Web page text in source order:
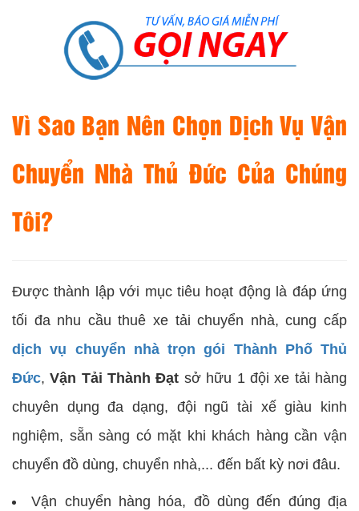
Vì Sao Bạn Nên Chọn Dịch Vụ Vận
Chuyển Nhà Thủ Đức Của Chúng
Tôi?
Được thành lập với mục tiêu hoạt động là đáp ứng
tối đa nhu cầu thuê xe tải chuyển nhà, cung cấp
dịch vụ chuyển nhà trọn gói Thành Phố Thủ
Đức,Vận Tải Thành Đạt sở hữu 1 đội xe tải hàng
chuyên dụng đa dạng, đội ngũ tài xế giàu kinh
nghiệm, sẵn sàng có mặt khi khách hàng cần vận
chuyển đồ dùng, chuyển nhà,... đến bất kỳ nơi đâu.
Vận chuyển hàng hóa, đồ dùng đến đúng địa